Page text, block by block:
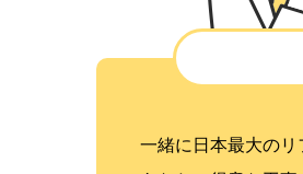
一緒に日本最大のリ